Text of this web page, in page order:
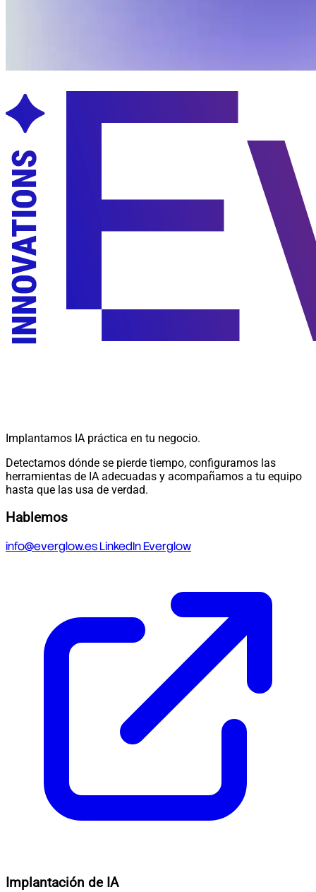
Implantamos IA práctica en tu negocio.
Detectamos dónde se pierde tiempo, configuramos las
herramientas de IA adecuadas y acompañamos a tu equipo
hasta que las usa de verdad.
Hablemos
info@everglow.esLinkedIn Everglow
Implantación de IA